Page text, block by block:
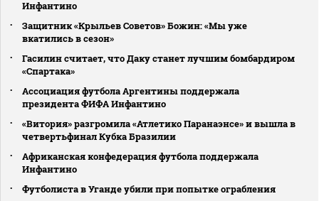
Инфантино
Защитник «Крыльев Советов» Божин: «Мы уже
вкатились в сезон»
Гасилин считает, что Даку станет лучшим бомбардиром
«Спартака»
Ассоциация футбола Аргентины поддержала
президента ФИФА Инфантино
«Витория» разгромила «Атлетико Паранаэнсе» и вышла в
четвертьфинал Кубка Бразилии
Африканская конфедерация футбола поддержала
Инфантино
Футболиста в Уганде убили при попытке ограбления